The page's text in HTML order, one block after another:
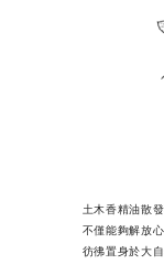
土木香精油散
不僅能夠解放
彷彿置身於大